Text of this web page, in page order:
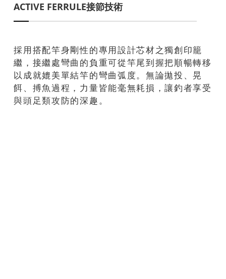
ACTIVE FERRULE接節技術
採用搭配竿身剛性的專用設計芯材之獨創印籠
繼，接繼處彎曲的負重可從竿尾到握把順暢轉移
以成就媲美單結竿的彎曲弧度。無論拋投、晃
餌、搏魚過程，力量皆能毫無耗損，讓釣者享受
與頭足類攻防的深趣。